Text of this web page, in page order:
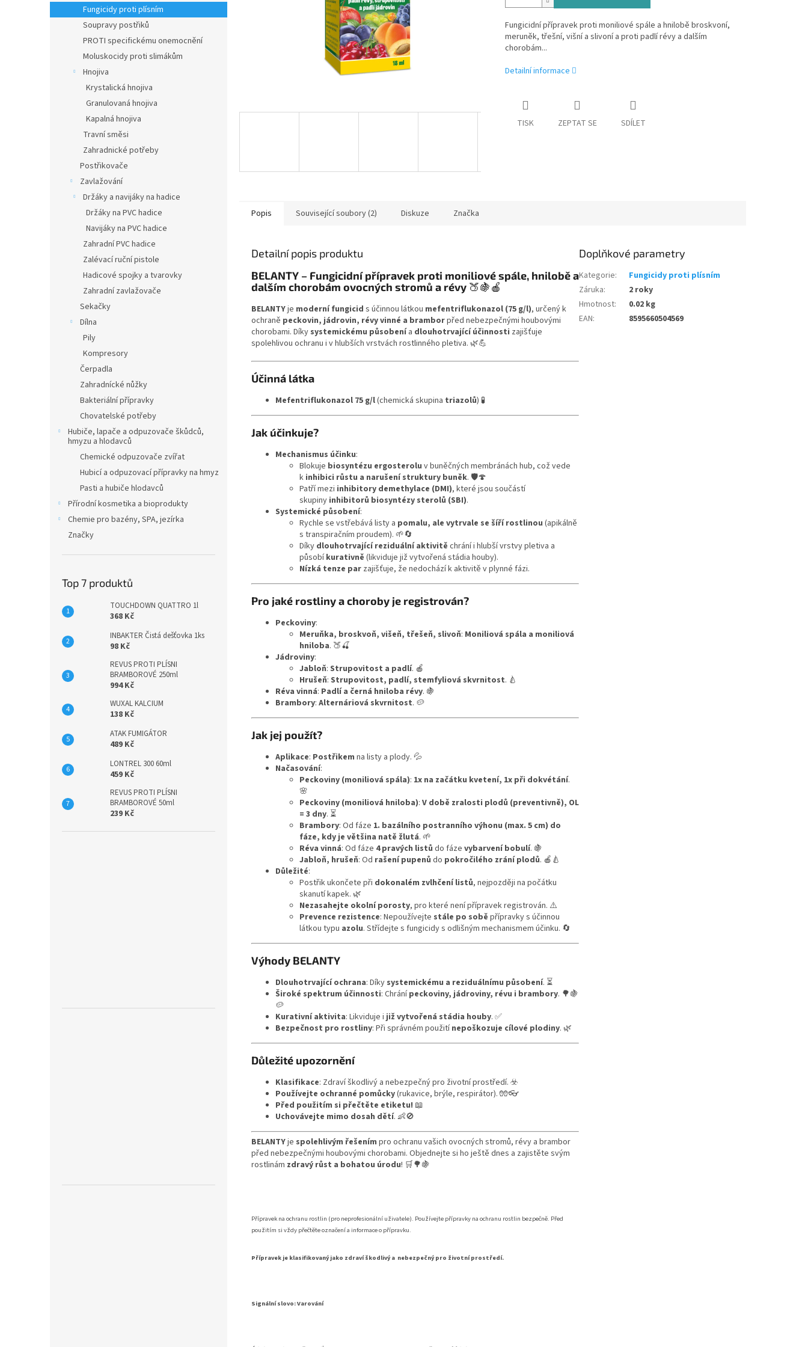
n
e
Fungicidy proti plísním
Soupravy postřiků
PROTI specifickému onemocnění
Moluskocidy proti slimákům
Hnojiva
Krystalická hnojiva
Granulovaná hnojiva
Kapalná hnojiva
Travní směsi
Zahradnické potřeby
Postřikovače
Zavlažování
Držáky a navijáky na hadice
Držáky na PVC hadice
Navijáky na PVC hadice
Zahradní PVC hadice
Zalévací ruční pistole
Hadicové spojky a tvarovky
Zahradní zavlažovače
Sekačky
Dílna
Pily
Kompresory
Čerpadla
Zahradnícké nůžky
Bakteriální přípravky
Chovatelské potřeby
Hubiče, lapače a odpuzovače škůdců,
hmyzu a hlodavců
Chemické odpuzovače zvířat
Hubicí a odpuzovací přípravky na hmyz
Pasti a hubiče hlodavců
Přírodní kosmetika a bioprodukty
Chemie pro bazény, SPA, jezírka
Značky
Top 7 produktů
TOUCHDOWN QUATTRO 1l
368 Kč
INBAKTER Čistá dešťovka 1ks
98 Kč
REVUS PROTI PLÍSNI
BRAMBOROVÉ 250ml
994 Kč
WUXAL KALCIUM
138 Kč
ATAK FUMIGÁTOR
489 Kč
LONTREL 300 60ml
459 Kč
REVUS PROTI PLÍSNI
BRAMBOROVÉ 50ml
239 Kč
Fungicidní přípravek proti moniliové spále a hnilobě broskvoní,
meruněk, třešní, višní a slivoní a proti padlí révy a dalším
chorobám...
Detailní informace
TISK ZEPTAT SE SDÍLET
Popis Související soubory (2) Diskuze Značka
Detailní popis produktu
BELANTY – Fungicidní přípravek proti moniliové spále, hnilobě a
dalším chorobám ovocných stromů a révy 🍑🍇🍎
BELANTYje moderní fungicid s účinnou látkou mefentriflukonazol (75 g/l), určený k
ochraně peckovin, jádrovin, révy vinné a bramborpřed nebezpečnými houbovými
chorobami. Díky systemickému působení a dlouhotrvající účinnosti zajišťuje
spolehlivou ochranu i v hlubších vrstvách rostlinného pletiva. 🌿💪
Účinná látka
Mefentriflukonazol 75 g/l(chemická skupina triazolů) 🧪
Jak účinkuje?
Mechanismus účinku:
Blokuje biosyntézu ergosterolu v buněčných membránách hub, což vede
k inhibici růstu a narušení struktury buněk. 🛡️🍄
Patří mezi inhibitory demethylace (DMI), které jsou součástí
skupiny inhibitorů biosyntézy sterolů (SBI).
Systemické působení:
Rychle se vstřebává listy a pomalu, ale vytrvale se šíří rostlinou (apikálně
s transpiračním proudem). 🌱🔄
Díky dlouhotrvající reziduální aktivitě chrání i hlubší vrstvy pletiva a
působí kurativně (likviduje již vytvořená stádia houby).
Nízká tenze par zajišťuje, že nedochází k aktivitě v plynné fázi.
Pro jaké rostliny a choroby je registrován?
Peckoviny:
Meruňka, broskvoň, višeň, třešeň, slivoň: Moniliová spála a moniliová
hniloba. 🍑🍒
Jádroviny:
Jabloň: Strupovitost a padlí. 🍎
Hrušeň: Strupovitost, padlí, stemfyliová skvrnitost. 🍐
Réva vinná: Padlí a černá hniloba révy. 🍇
Brambory: Alternáriová skvrnitost. 🥔
Jak jej použít?
Aplikace: Postřikem na listy a plody. 💦
Načasování:
Peckoviny (moniliová spála): 1x na začátku kvetení, 1x při dokvétání.
🌸
Peckoviny (moniliová hniloba): V době zralosti plodů (preventivně), OL
= 3 dny. ⏳
Brambory: Od fáze 1. bazálního postranního výhonu (max. 5 cm) do
fáze, kdy je většina natě žlutá. 🌱
Réva vinná: Od fáze 4 pravých listů do fáze vybarvení bobulí. 🍇
Jabloň, hrušeň: Od rašení pupenů do pokročilého zrání plodů. 🍎🍐
Důležité:
Postřik ukončete při dokonalém zvlhčení listů, nejpozději na počátku
skanutí kapek. 🌿
Nezasahejte okolní porosty, pro které není přípravek registrován. ⚠️
Prevence rezistence: Nepoužívejte stále po sobě přípravky s účinnou
látkou typu azolu. Střídejte s fungicidy s odlišným mechanismem účinku. 🔄
Výhody BELANTY
Dlouhotrvající ochrana: Díky systemickému a reziduálnímu působení. ⏳
Široké spektrum účinnosti: Chrání peckoviny, jádroviny, révu i brambory. 🌳🍇
🥔
Kurativní aktivita: Likviduje i již vytvořená stádia houby. ✅
Bezpečnost pro rostliny: Při správném použití nepoškozuje cílové plodiny. 🌿
Důležité upozornění
Klasifikace: Zdraví škodlivý a nebezpečný pro životní prostředí. ☣️
Používejte ochranné pomůcky(rukavice, brýle, respirátor). 🧤👓
Před použitím si přečtěte etiketu! 📖
Uchovávejte mimo dosah dětí. 👶🚫
BELANTYje spolehlivým řešením pro ochranu vašich ovocných stromů, révy a brambor
před nebezpečnými houbovými chorobami. Objednejte si ho ještě dnes a zajistěte svým
rostlinám zdravý růst a bohatou úrodu! 🛒🌳🍇
Přípravek na ochranu rostlin (pro neprofesionální uživatele). Používejte přípravky na ochranu rostlin bezpečně. Před
použitím si vždy přečtěte označení a informace o přípravku.
Přípravek je klasifikovaný jako zdraví škodlivý a nebezpečný pro životní prostředí.
Signální slovo: Varování
Doplňkové parametry
Kategorie:
Fungicidy proti plísním
Záruka:
2 roky
Hmotnost:
0.02 kg
EAN: 8595660504569